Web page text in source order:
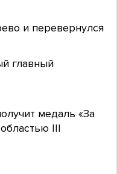
и перевернулся
главный
медаль «За
III